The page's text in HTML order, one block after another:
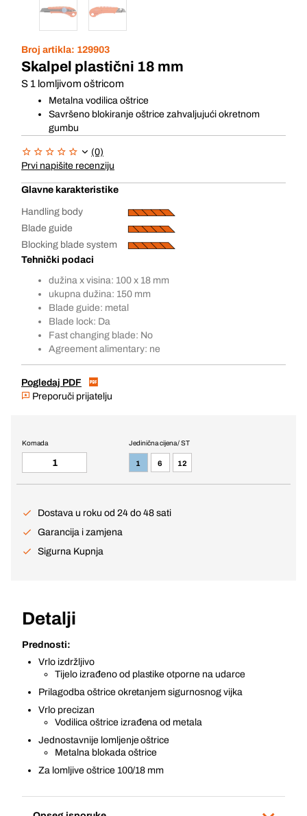
Broj artikla: 129903
Skalpel plastični 18 mm
S 1 lomljivom oštricom
Metalna vodilica oštrice
Savršeno blokiranje oštrice zahvaljujući okretnom
gumbu
(0)
Prvi napišite recenziju
Glavne karakteristike
Handling body
Blade guide
Blocking blade system
Tehnički podaci
dužina x visina: 100 x 18 mm
ukupna dužina: 150 mm
Blade guide: metal
Blade lock: Da
Fast changing blade: No
Agreement alimentary: ne
Pogledaj PDF
Preporuči prijatelju
Jedinična cijena / ST
1 6 12
Komada
Dostava u roku od 24 do 48 sati
Garancija i zamjena
Sigurna Kupnja
Detalji
Prednosti:
Vrlo izdržljivo
Tijelo izrađeno od plastike otporne na udarce
Prilagodba oštrice okretanjem sigurnosnog vijka
Vrlo precizan
Vodilica oštrice izrađena od metala
Jednostavnije lomljenje oštrice
Metalna blokada oštrice
Za lomljive oštrice 100/18 mm